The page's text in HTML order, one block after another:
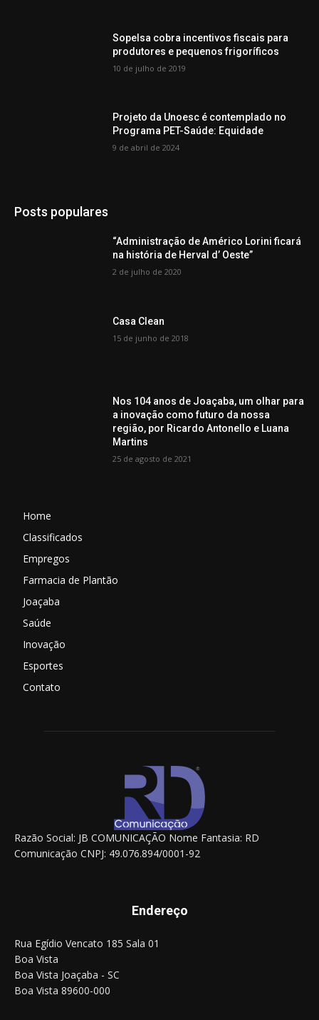
Sopelsa cobra incentivos fiscais para
produtores e pequenos frigoríficos
10 de julho de 2019
Projeto da Unoesc é contemplado no
Programa PET-Saúde: Equidade
9 de abril de 2024
Posts populares
“Administração de Américo Lorini ficará
na história de Herval d’ Oeste”
2 de julho de 2020
Casa Clean
15 de junho de 2018
Nos 104 anos de Joaçaba, um olhar para
a inovação como futuro da nossa
região, por Ricardo Antonello e Luana
Martins
25 de agosto de 2021
Home
Classificados
Empregos
Farmacia de Plantão
Joaçaba
Saúde
Inovação
Esportes
Contato
Razão Social: JB COMUNICAÇÃO Nome Fantasia: RD
Comunicação CNPJ: 49.076.894/0001-92
Endereço
Rua Egídio Vencato 185 Sala 01
Boa Vista
Boa Vista Joaçaba - SC
Boa Vista 89600-000